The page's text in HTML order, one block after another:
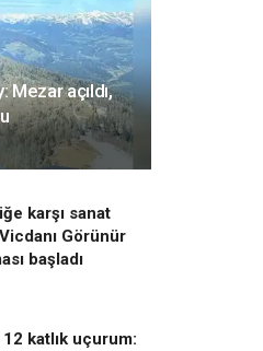
açıldı,
karşı sanat
Görünür
başladı
katlık uçurum: